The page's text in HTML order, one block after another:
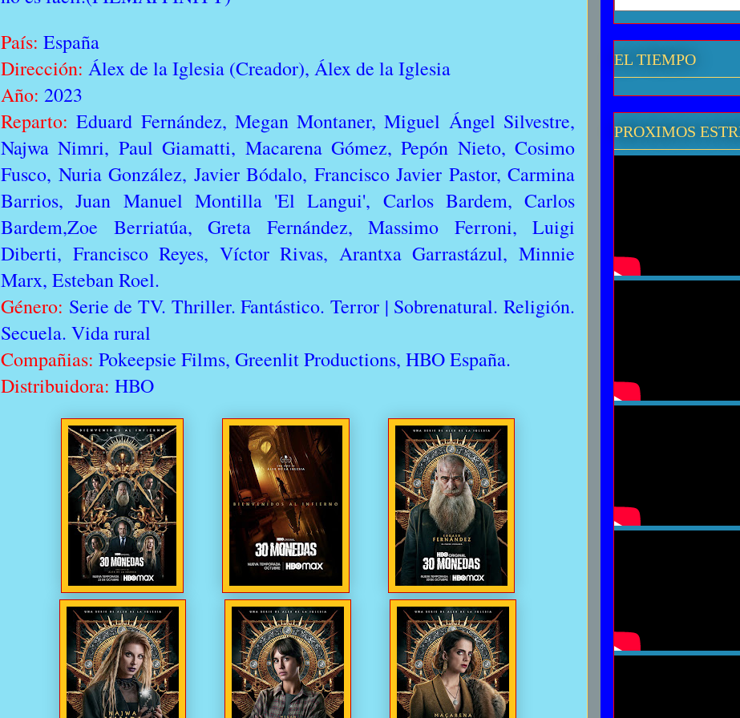
País: España
Dirección: Álex de la Iglesia (Creador), Álex de la Iglesia
Año: 2023
Reparto: Eduard Fernández, Megan Montaner, Miguel Ángel Silvestre,
Najwa Nimri, Paul Giamatti, Macarena Gómez, Pepón Nieto, Cosimo
Fusco, Nuria González, Javier Bódalo, Francisco Javier Pastor, Carmina
Barrios, Juan Manuel Montilla 'El Langui', Carlos Bardem, Carlos
Bardem,Zoe Berriatúa, Greta Fernández, Massimo Ferroni, Luigi
Diberti, Francisco Reyes, Víctor Rivas, Arantxa Garrastázul, Minnie
Marx, Esteban Roel.
Género: Serie de TV. Thriller. Fantástico. Terror | Sobrenatural. Religión.
Secuela. Vida rural
Compañias: Pokeepsie Films, Greenlit Productions, HBO España.
Distribuidora: HBO
EL TIEMPO
PROXIMOS